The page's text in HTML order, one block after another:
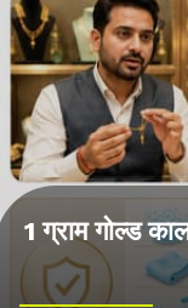
1 ग्राम गोल्ड